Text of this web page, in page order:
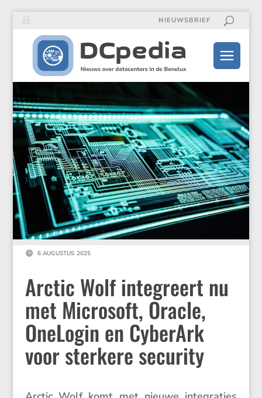
NIEUWSBRIEF
 6 AUGUSTUS 2025
Arctic Wolf integreert nu
met Microsoft, Oracle,
OneLogin en CyberArk
voor sterkere security